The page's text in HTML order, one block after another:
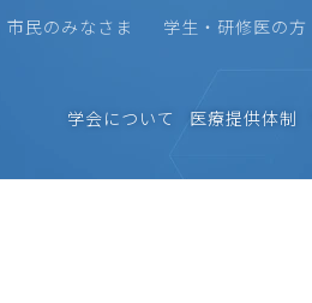
市民のみなさま 学生・研修医の方
学会について 医療提供体制